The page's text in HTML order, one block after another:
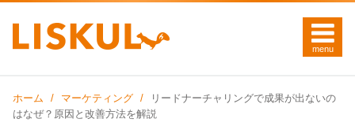
ホーム マーケティング
リードナーチャリングで成果が出ないの
はなぜ？原因と改善方法を解説